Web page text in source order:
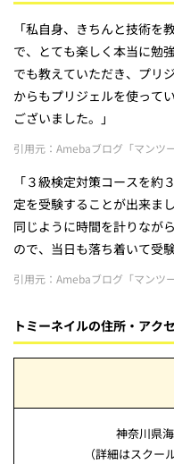
「私自身、きちんと技術を
で、とても楽しく本当に勉
でも教えていただき、プリ
からもプリジェルを使って
ございました。」
引用元：Amebaブログ「マンツ
「３級検定対策コースを
定を受験することが出来ま
同じように時間を計りなが
ので、当日も落ち着いて受
引用元：Amebaブログ「マンツ
トミーネイルの住所・アク
神奈川県
（詳細はスクー